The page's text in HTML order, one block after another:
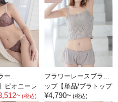
ー
ピオニーレ
トホックブ
(税込)
フラワーレースブラト
ップ【単品/ブラトップ
&ショーツ】
¥4,790~ (税込)